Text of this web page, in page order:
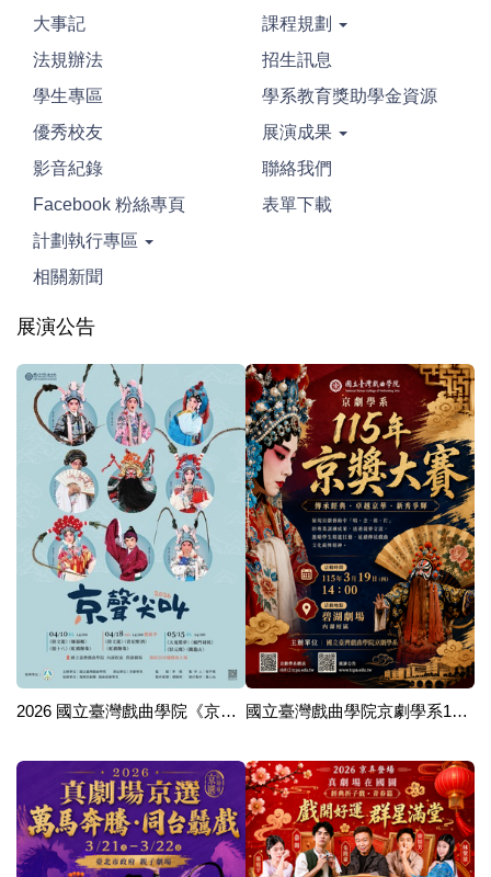
大事記
課程規劃
法規辦法
招生訊息
學生專區
學系教育獎助學金資源
優秀校友
展演成果
影音紀錄
聯絡我們
Facebook 粉絲專頁
表單下載
計劃執行專區
相關新聞
展演公告
2026 國立臺灣戲曲學院《京聲尖叫》—京劇學系高三成果展演出 國立臺灣戲曲學院京劇學系115年京獎大賽